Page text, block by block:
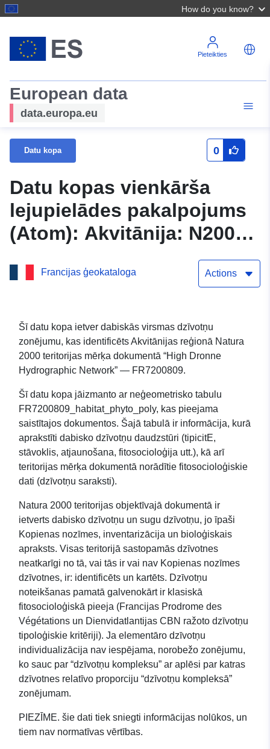
How do you know?
Pieteikties
European data
data.europa.eu
Datu kopa 0
Datu kopas vienkārša
lejupielādes pakalpojums
(Atom): Akvitānija: N2000
— Ģeogrāfiskās vienības,
kas apraksta teritorijas
Hydrographic Network”
dabiskās dzīvotnes —
FR7200809 (virsma) Datu
kopas vienkārša
lejupielādes pakalpojums
(Atom): Akvitānija: N2000
— Ģeogrāfiskās vienības,
kas apraksta teritorijas
“High Dronne
Hydrographic Network”
dabiskās dzīvotnes —
FR7200809 (virsma) Datu
kopas vienkārša
lejupielādes pakalpojums
(Atom): Akvitānija: N2000
— Ģeogrāfiskās vienības,
kas apraksta teritorijas
“High Dronne
Hydrographic Network”
Francijas ģeokataloga Actions
Šī datu kopa ietver dabiskās virsmas dzīvotņu
zonējumu, kas identificēts Akvitānijas reģionā Natura
2000 teritorijas mērķa dokumentā “High Dronne
Hydrographic Network” — FR7200809.
Šī datu kopa jāizmanto ar neģeometrisko tabulu
FR7200809_habitat_phyto_poly, kas pieejama
saistītajos dokumentos. Šajā tabulā ir informācija, kurā
aprakstīti dabisko dzīvotņu daudzstūri (tipicitE,
stāvoklis, atjaunošana, fitosocioloģija utt.), kā arī
teritorijas mērķa dokumentā norādītie fitosocioloģiskie
dati (dzīvotņu saraksti).
Natura 2000 teritorijas objektīvajā dokumentā ir
ietverts dabisko dzīvotņu un sugu dzīvotņu, jo īpaši
Kopienas nozīmes, inventarizācija un bioloģiskais
apraksts. Visas teritorijā sastopamās dzīvotnes
neatkarīgi no tā, vai tās ir vai nav Kopienas nozīmes
dzīvotnes, ir: identificēts un kartēts. Dzīvotņu
noteikšanas pamatā galvenokārt ir klasiskā
fitosocioloģiskā pieeja (Francijas Prodrome des
Végétations un Dienvidatlantijas CBN ražoto dzīvotņu
tipoloģiskie kritēriji). Ja elementāro dzīvotņu
individualizācija nav iespējama, norobežo zonējumu,
ko sauc par “dzīvotņu kompleksu” ar aplēsi par katras
dzīvotnes relatīvo proporciju “dzīvotņu kompleksā”
zonējumam.
PIEZĪME. šie dati tiek sniegti informācijas nolūkos, un
tiem nav normatīvas vērtības.